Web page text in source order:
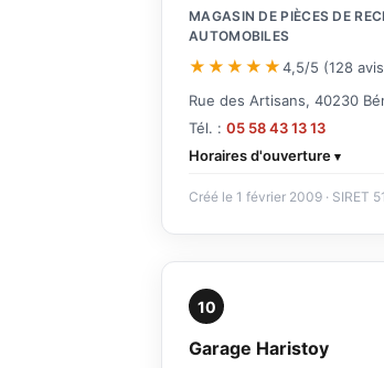
MAGASIN DE PIÈCES DE
AUTOMOBILES
★★★★★4,5/5 (128
Rue des Artisans, 40230
Tél. : 05 58 43 13 13
Horaires d'ouverture
Créé le 1 février 2009 · SIRET
10
Garage Haristoy